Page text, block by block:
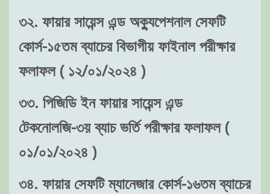
৩২. ফায়ার সায়েন্স এন্ড অক্যুপেশনাল সেফটি
কোর্স-১৫তম ব্যাচের বিভাগীয় ফাইনাল পরীক্ষার
ফলাফল ( ১২/০১/২০২৪ )
৩৩. পিজিডি ইন ফায়ার সায়েন্স এন্ড
টেকনোলজি-৩য় ব্যাচ ভর্তি পরীক্ষার ফলাফল (
০১/০১/২০২৪ )
৩৪. ফায়ার সেফটি ম্যানেজার কোর্স-১৬তম ব্যাচের